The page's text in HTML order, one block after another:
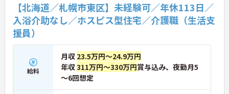
【北海道／札幌市東区】未経験可／年休113日／
入浴介助なし／ホスピス型住宅／介護職（生活支
援員）
給料
月収 23.5万円～24.9万円
年収311万円～330万円賞与込み、夜勤月5
～6回想定